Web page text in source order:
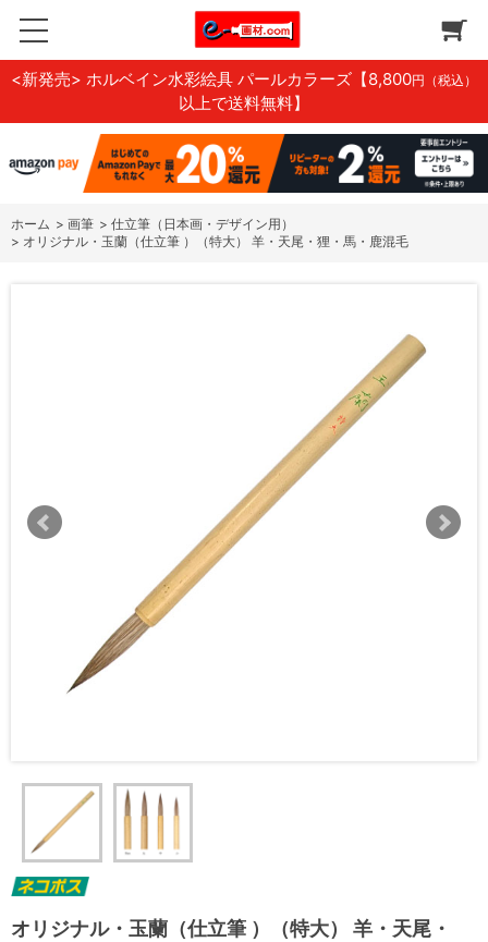
<新発売> ホルベイン水彩絵具 パールカラーズ 【8,800円（税込）
以上で送料無料】
ホーム > 画筆 > 仕立筆（日本画・デザイン用）
> オリジナル・玉蘭（仕立筆 ）（特大） 羊・天尾・狸・馬・鹿混毛
オリジナル・玉蘭（仕立筆 ）（特大） 羊・天尾・